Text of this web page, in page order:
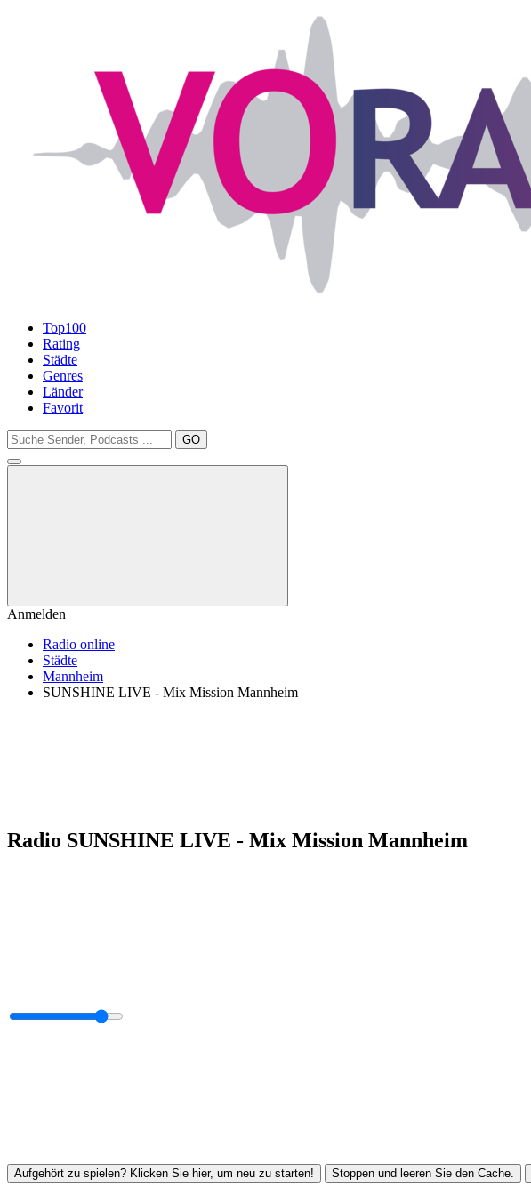
Top100
Rating
Städte
Genres
Länder
Favorit
GO
Anmelden
Radio online
Städte
Mannheim
SUNSHINE LIVE - Mix Mission Mannheim
Radio SUNSHINE LIVE - Mix Mission Mannheim
Aufgehört zu spielen? Klicken Sie hier, um neu zu starten! Stoppen und leeren Sie den Cache.